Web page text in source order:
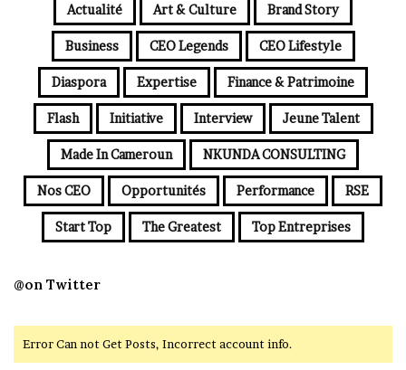
Actualité Art & Culture Brand Story
Business CEO Legends CEO Lifestyle
Diaspora Expertise Finance & Patrimoine
Flash Initiative Interview Jeune Talent
Made In Cameroun NKUNDA CONSULTING
Nos CEO Opportunités Performance RSE
Start Top The Greatest Top Entreprises
@on Twitter
Error Can not Get Posts, Incorrect account info.